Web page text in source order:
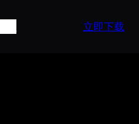
立即下载